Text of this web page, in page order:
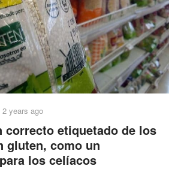
2 years ago
correcto etiquetado de los
gluten, como un
los celíacos